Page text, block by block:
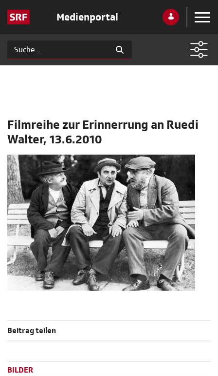
Medienportal
Filmreihe zur Erinnerrung an Ruedi
Walter, 13.6.2010
Beitrag teilen
BILDER